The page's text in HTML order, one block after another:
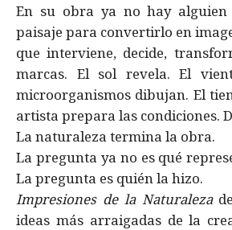
En su obra ya no hay
paisaje para convertirlo en
que interviene, decide,
marcas. El sol revela. El
microorganismos dibujan. El
artista prepara las condiciones.
La naturaleza termina la obra.
La pregunta ya no es qué
La pregunta es quién la hizo.
Impresiones de la Naturaleza
ideas más arraigadas de la